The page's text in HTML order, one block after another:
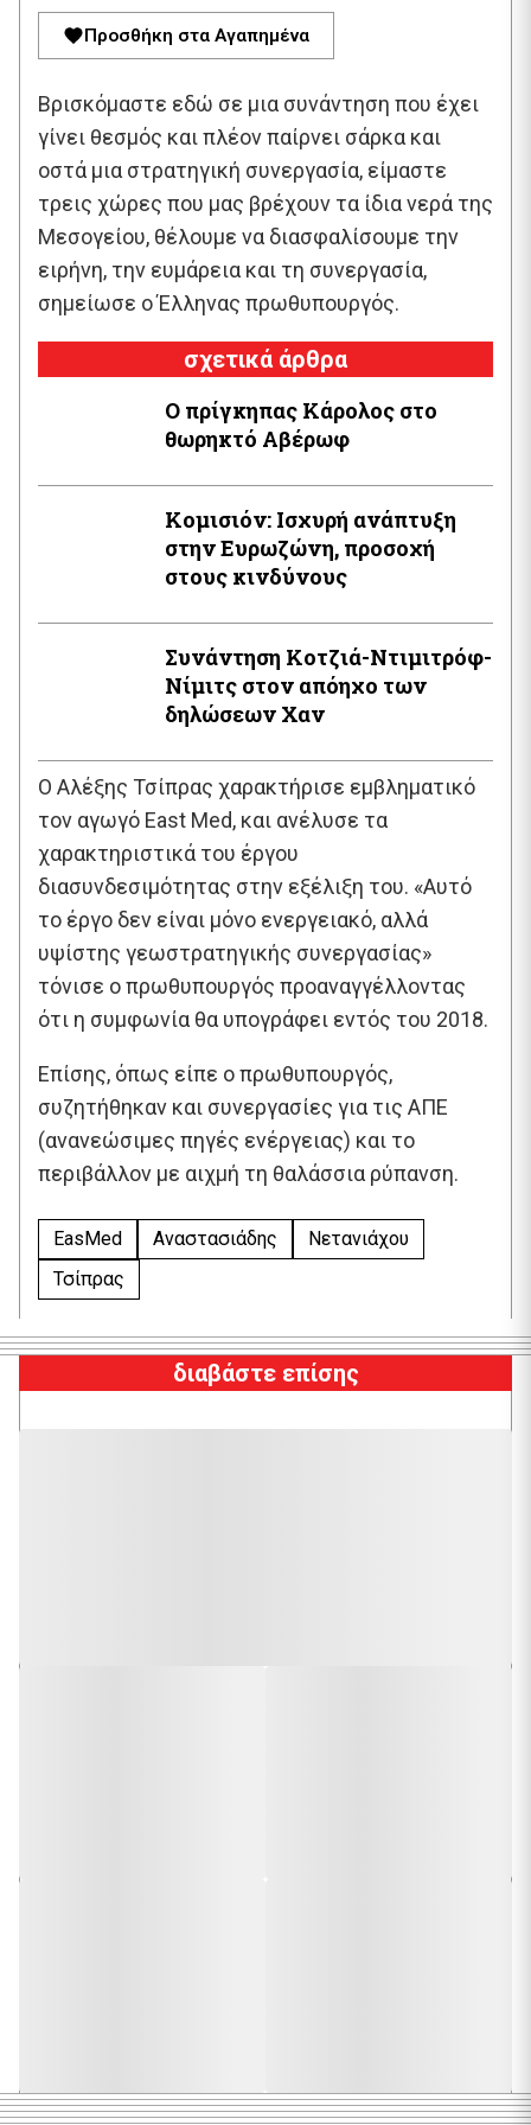
Προσθήκη στα Αγαπημένα
Βρισκόμαστε εδώ σε μια συνάντηση που έχει
γίνει θεσμός και πλέον παίρνει σάρκα και
οστά μια στρατηγική συνεργασία, είμαστε
τρεις χώρες που μας βρέχουν τα ίδια νερά της
Μεσογείου, θέλουμε να διασφαλίσουμε την
ειρήνη, την ευμάρεια και τη συνεργασία,
σημείωσε ο Έλληνας πρωθυπουργός.
σχετικά άρθρα
Ο πρίγκηπας Κάρολος στο
θωρηκτό Αβέρωφ
Κομισιόν: Ισχυρή ανάπτυξη
στην Ευρωζώνη, προσοχή
στους κινδύνους
Συνάντηση Κοτζιά-Ντιμιτρόφ-
Νίμιτς στον απόηχο των
δηλώσεων Χαν
Ο Αλέξης Τσίπρας χαρακτήρισε εμβληματικό
τον αγωγό East Med, και ανέλυσε τα
χαρακτηριστικά του έργου
διασυνδεσιμότητας στην εξέλιξη του. «Αυτό
το έργο δεν είναι μόνο ενεργειακό, αλλά
υψίστης γεωστρατηγικής συνεργασίας»
τόνισε ο πρωθυπουργός προαναγγέλλοντας
ότι η συμφωνία θα υπογράφει εντός του 2018.
Επίσης, όπως είπε ο πρωθυπουργός,
συζητήθηκαν και συνεργασίες για τις ΑΠΕ
(ανανεώσιμες πηγές ενέργειας) και το
περιβάλλον με αιχμή τη θαλάσσια ρύπανση.
EasMed Αναστασιάδης
Νετανιάχου
Τσίπρας
διαβάστε επίσης